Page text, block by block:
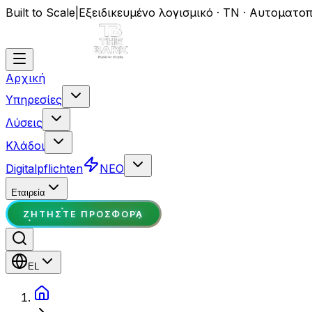
Built to Scale Εξειδικευμένο λογισμικό · ΤΝ ·
Αρχική
Υπηρεσίες
Λύσεις
Κλάδοι
Digitalpflichten
ΝΕΟ
Εταιρεία
ΖΗΤΉΣΤΕ ΠΡΟΣΦΟΡΆ
EL